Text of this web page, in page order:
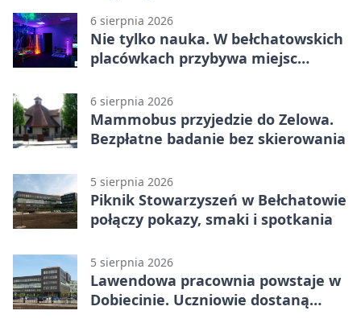
6 sierpnia 2026
Nie tylko nauka. W bełchatowskich
placówkach przybywa miejsc
6 sierpnia 2026
Mammobus przyjedzie do Zelowa.
Bezpłatne badanie bez skierowania
5 sierpnia 2026
Piknik Stowarzyszeń w Bełchatowie
połączy pokazy, smaki i spotkania
5 sierpnia 2026
Lawendowa pracownia powstaje w
Dobiecinie. Uczniowie dostaną